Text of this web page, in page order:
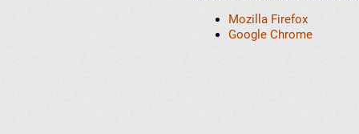
Mozilla Firefox
Google Chrome